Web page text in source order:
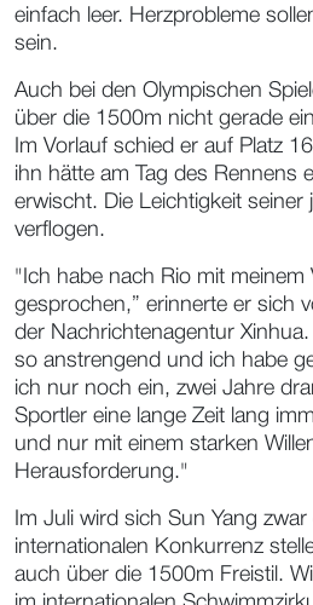
einfach leer. Herzprobleme
sein.
Auch bei den Olympischen
über die 1500m nicht gerade
Im Vorlauf schied er auf Platz
ihn hätte am Tag des Rennens
erwischt. Die Leichtigkeit seiner
verflogen.
"Ich habe nach Rio mit meinem
gesprochen,” erinnerte er sich
der Nachrichtenagentur
so anstrengend und ich habe
ich nur noch ein, zwei Jahre
Sportler eine lange Zeit lang
und nur mit einem starken
Herausforderung."
Im Juli wird sich Sun Yang
internationalen Konkurrenz
auch über die 1500m Freistil.